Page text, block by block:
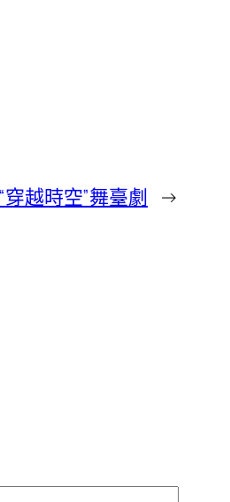
越時空”舞臺劇 →